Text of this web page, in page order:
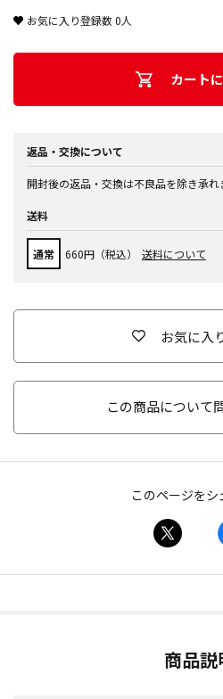
お気に入り登録数0人
カート
返品・交換について
開封後の返品・交換は不良品を除き承れ
送料
通常 660円（税込） 送料について
お気に入
この商品について
このページをシ
商品説